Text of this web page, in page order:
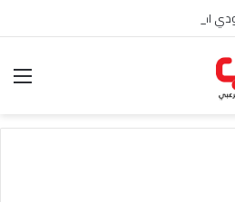
احمد بن عبدالله العبدالنبي